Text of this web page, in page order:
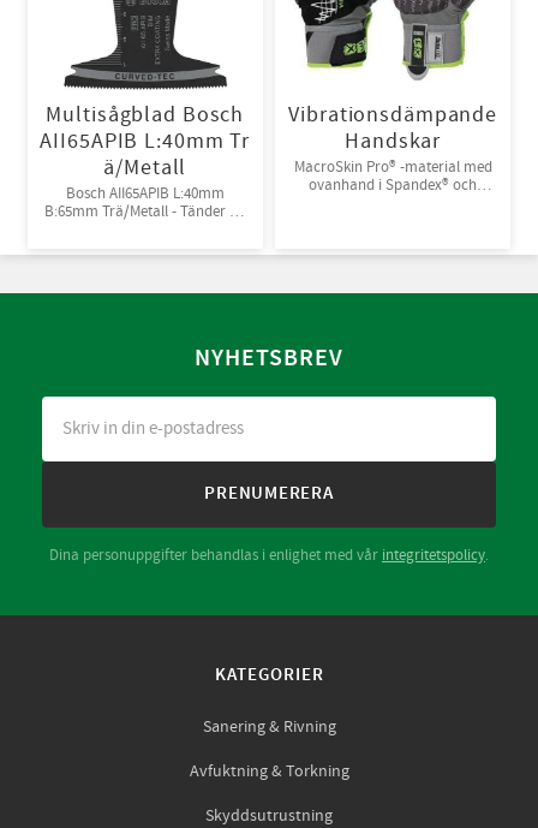
Multisågblad Bosch
AII65APIB L:40mm Tr
ä/Metall
Bosch AII65APIB L:40mm
B:65mm Trä/Metall - Tänder av
Vibrationsdämpande
Handskar
MacroSkin Pro® -material med
ovanhand i Spandex® och
NYHETSBREV
PRENUMERERA
Dina personuppgifter behandlas i enlighet med vår integritetspolicy.
KATEGORIER
Sanering & Rivning
Avfuktning & Torkning
Skyddsutrustning